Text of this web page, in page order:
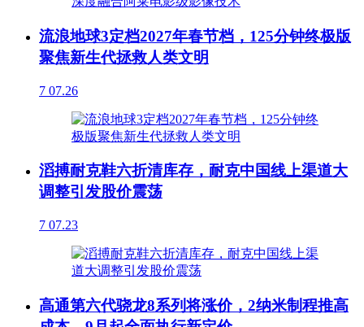
流浪地球3定档2027年春节档，125分钟终极版
聚焦新生代拯救人类文明
7 07.26
滔搏耐克鞋六折清库存，耐克中国线上渠道大
调整引发股价震荡
7 07.23
高通第六代骁龙8系列将涨价，2纳米制程推高